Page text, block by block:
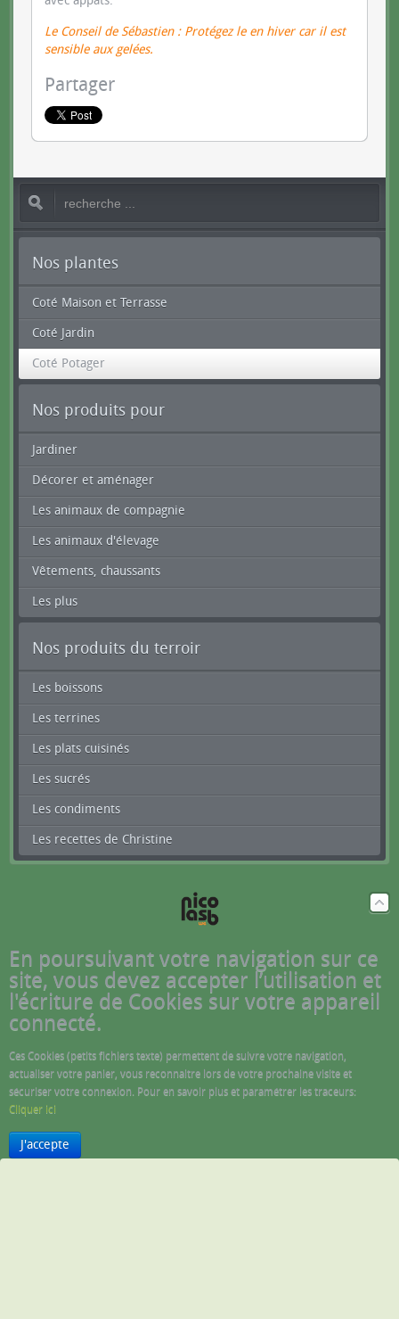
Le Conseil de Sébastien : Protégez le en hiver car il est
sensible aux gelées.
Partager
Nos plantes
Coté Maison et Terrasse
Coté Jardin
Coté Potager
Nos produits pour
Jardiner
Décorer et aménager
Les animaux de compagnie
Les animaux d'élevage
Vêtements, chaussants
Les plus
Nos produits du terroir
Les boissons
Les terrines
Les plats cuisinés
Les sucrés
Les condiments
Les recettes de Christine
En poursuivant votre navigation sur ce
site, vous devez accepter l’utilisation et
l'écriture de Cookies sur votre appareil
connecté.
Ces Cookies (petits fichiers texte) permettent de suivre votre navigation,
actualiser votre panier, vous reconnaitre lors de votre prochaine visite et
sécuriser votre connexion. Pour en savoir plus et paramétrer les traceurs:
Cliquer ici
J'accepte